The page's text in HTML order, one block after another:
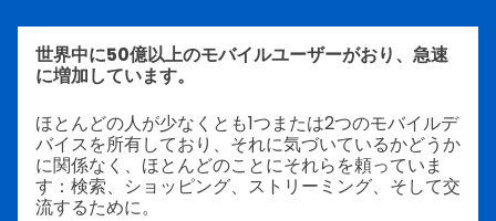
世界中に50億以上のモバイルユーザーがおり、急速
に増加しています。
ほとんどの人が少なくとも1つまたは2つのモバイルデ
バイスを所有しており、それに気づいているかどうか
に関係なく、ほとんどのことにそれらを頼っていま
す：検索、ショッピング、ストリーミング、そして交
流するために。